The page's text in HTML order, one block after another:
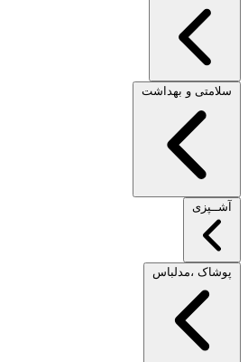
سلامتی و بهداشت
آشــپزی
پوشاک ،مدلباس